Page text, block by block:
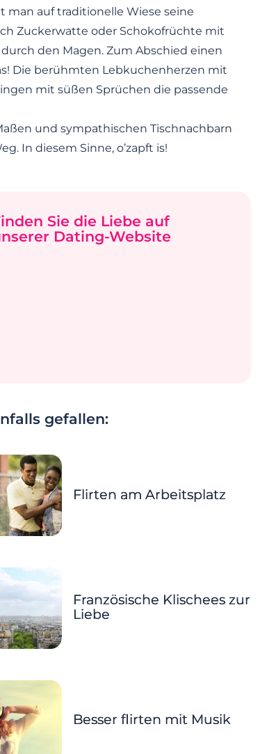
man auf traditionelle Wiese seine
Zuckerwatte oder Schokofrüchte mit
den Magen. Zum Abschied einen
Die berühmten Lebkuchenherzen mit
mit süßen Sprüchen die passende
und sympathischen Tischnachbarn
In diesem Sinne, o’zapft is!
Sie die Liebe auf
Dating-Website
gefallen:
Flirten am Arbeitsplatz
Französische Klischees zur
Liebe
Besser flirten mit Musik